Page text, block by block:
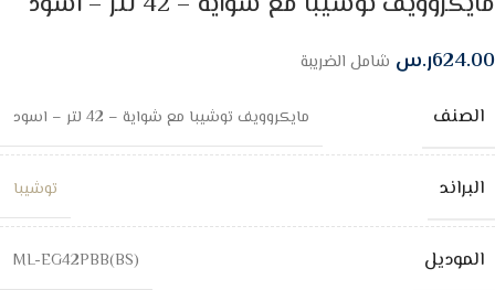
624.00ر.س شامل الضريبة
الصنف مايكروويف توشيبا مع شواية – 42 لتر – اسود
البراند توشيبا
الموديل ML-EG42PBB(BS)